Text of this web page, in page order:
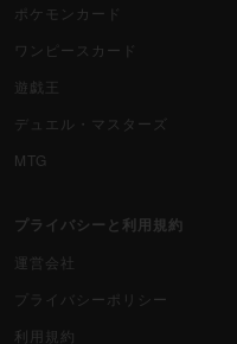
ポケモンカード
ワンピースカード
遊戯王
デュエル・マスターズ
MTG
プライバシーと利用規約
運営会社
プライバシーポリシー
利用規約